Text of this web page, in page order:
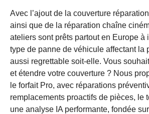
Avec l’ajout de la couverture
ainsi que de la réparation chaîne
ateliers sont prêts partout en Europe à
type de panne de véhicule affectant la
aussi regrettable soit-elle. Vous
et étendre votre couverture ? Nous
le forfait Pro, avec réparations
remplacements proactifs de pièces, le
une analyse IA performante, fondée